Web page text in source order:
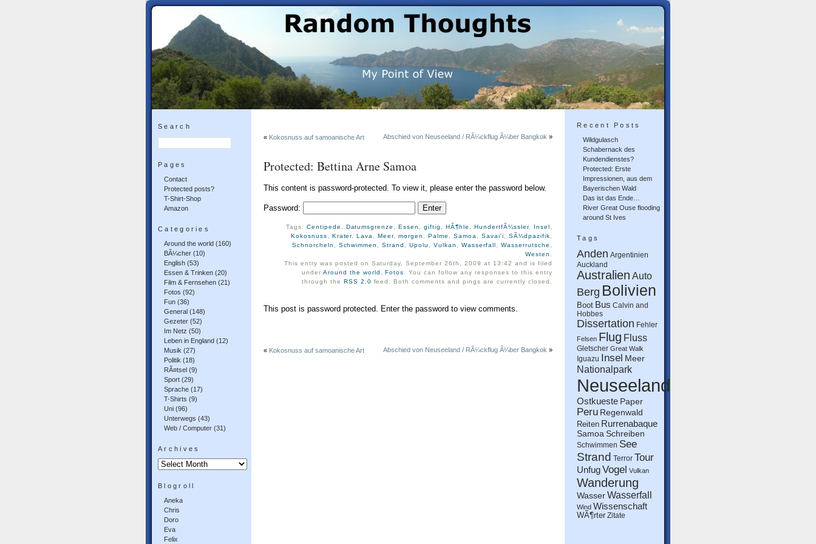
Search
Pages
Contact
Protected posts?
T-Shirt-Shop
Amazon
Categories
Around the world (160)
BÃ¼cher (10)
English (53)
Essen & Trinken (20)
Film & Fernsehen (21)
Fotos (92)
Fun (36)
General (148)
Gezeter (52)
Im Netz (50)
Leben in England (12)
Musik (27)
Politik (18)
RÃ¤tsel (9)
Sport (29)
Sprache (17)
T-Shirts (9)
Uni (96)
Unterwegs (43)
Web / Computer (31)
Archives
Archives
Blogroll
Aneka
Chris
Doro
Eva
Felix
« Kokosnuss auf samoanische Art Abschied von Neuseeland / RÃ¼ckflug Ã¼ber Bangkok »
Protected: Bettina Arne Samoa
This content is password-protected. To view it, please enter the password below.
Password:
Tags: Centipede Datumsgrenze ,Essen ,giftig ,HÃ¶hle ,HundertfÃ¼ssler, Insel
Kokosnuss
Krater,Lava ,Meer,morgen ,Palme ,Samoa ,Savai'i ,SÃ¼dpazifik
Schnorcheln
Schwimmen ,Strand ,Upolu ,Vulkan ,Wasserfall ,Wasserrutsche
Westen
This entry was posted on Saturday, September 26th, 2009 at 13:42 and is filed
under Around the world ,Fotos
. You can follow any responses to this entry
through the RSS 2.0 feed. Both comments and pings are currently closed.
This post is password protected. Enter the password to view comments.
« Kokosnuss auf samoanische Art Abschied von Neuseeland / RÃ¼ckflug Ã¼ber Bangkok »
Recent Posts
Wildgulasch
Schabernack des
Kundendienstes?
Protected: Erste
Impressionen, aus dem
Bayerischen Wald
Das ist das Ende…
River Great Ouse flooding
around St Ives
Tags
Anden Argentinien
Auckland
Australien Auto
Berg Bolivien
Boot Bus Calvin and
Hobbes
Dissertation Fehler
Felsen Flug Fluss
Gletscher Great Walk
Iguazu Insel Meer
Nationalpark
Neuseeland
Ostkueste Paper
Peru Regenwald
Reiten Rurrenabaque
Samoa Schreiben
Schwimmen See
Strand Terror Tour
UnfugVogel Vulkan
Wanderung
Wasser Wasserfall
Wind Wissenschaft
WÃ¶rter Zitate